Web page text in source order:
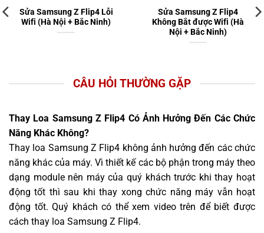
Sửa Samsung Z Flip4 Lỗi
Wifi (Hà Nội + Bắc Ninh)
Sửa Samsung Z Flip4
Không Bắt được Wifi (Hà
Nội + Bắc Ninh)
CÂU HỎI THƯỜNG GẶP
Thay Loa Samsung Z Flip4 Có Ảnh Hưởng Đến Các Chức
Năng Khác Không?
Thay loa Samsung Z Flip4 không ảnh hưởng đến các chức
năng khác của máy. Vì thiết kế các bộ phận trong máy theo
dạng module nên máy của quý khách trước khi thay hoạt
động tốt thì sau khi thay xong chức năng máy vẫn hoạt
động tốt. Quý khách có thể xem video trên để biết được
cách thay loa Samsung Z Flip4.